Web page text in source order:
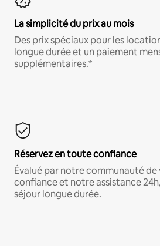
La simplicité du prix au mois
Des prix spéciaux pour les
longue durée et un paiement
supplémentaires.*
Réservez en toute confiance
Évalué par notre communauté de
confiance et notre assistance
séjour longue durée.